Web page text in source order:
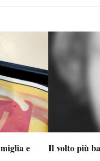
e
Il volto più